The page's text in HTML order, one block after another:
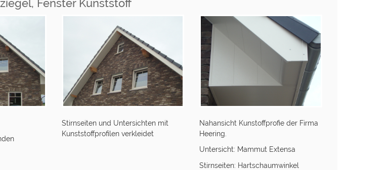
Fenster Kunststoff
Stirnseiten und Untersichten mit
Kunststoffprofilen verkleidet
Nahansicht Kunstoffprofie der Firma
Heering.
Untersicht: Mammut Extensa
Stirnseiten: Hartschaumwinkel